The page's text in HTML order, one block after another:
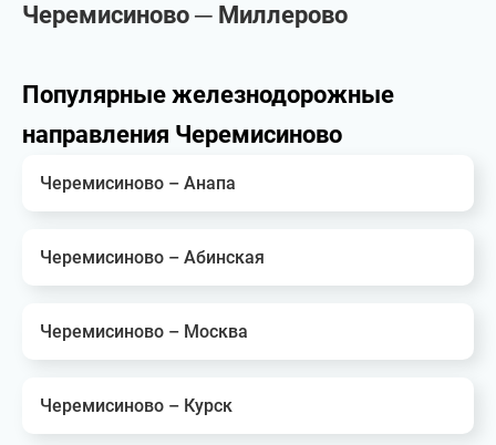
Черемисиново ─ Миллерово
Популярные железнодорожные
направления Черемисиново
Черемисиново – Анапа
Черемисиново – Абинская
Черемисиново – Москва
Черемисиново – Курск